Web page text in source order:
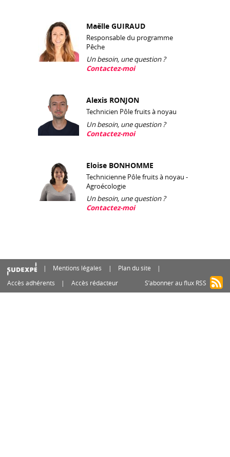
Maëlle GUIRAUD
Responsable du programme
Pêche
Un besoin, une question ?
Contactez-moi
Alexis RONJON
Technicien Pôle fruits à noyau
Un besoin, une question ?
Contactez-moi
Eloise BONHOMME
Technicienne Pôle fruits à noyau -
Agroécologie
Un besoin, une question ?
Contactez-moi
Mentions légales
Plan du site
Accès adhérents
Accès rédacteur S’abonner au flux RSS